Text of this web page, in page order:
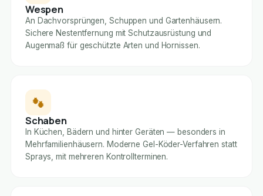
Wespen
An Dachvorsprüngen, Schuppen und Gartenhäusern.
Sichere Nestentfernung mit Schutzausrüstung und
Augenmaß für geschützte Arten und Hornissen.
Schaben
In Küchen, Bädern und hinter Geräten — besonders in
Mehrfamilienhäusern. Moderne Gel-Köder-Verfahren statt
Sprays, mit mehreren Kontrollterminen.